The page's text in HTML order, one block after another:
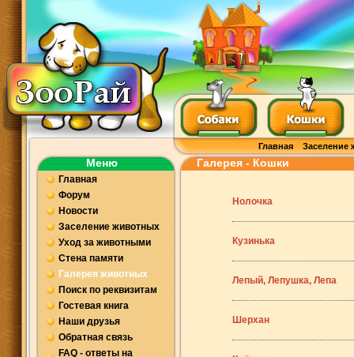
Главная Заселение
Меню
Главная
Форум
Новости
Заселение животных
Уход за животными
Стена памяти
Галерея животных
Поиск по реквизитам
Гостевая книга
Наши друзья
Обратная связь
FAQ - ответы на
Галерея - Кошки
Нолочка
Кузинька
Лепый, Лепушка, Лепа
Шерхан